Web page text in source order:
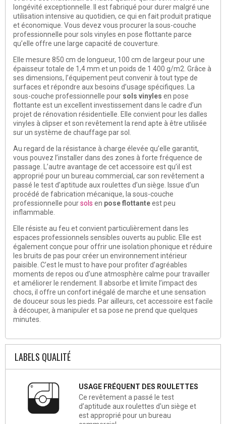
longévité exceptionnelle. Il est fabriqué pour durer malgré une
utilisation intensive au quotidien, ce qui en fait produit pratique
et économique. Vous devez vous procurer la sous-couche
professionnelle pour sols vinyles en pose flottante parce
qu’elle offre une large capacité de couverture.
Elle mesure 850 cm de longueur, 100 cm de largeur pour une
épaisseur totale de 1,4 mm et un poids de 1 400 g/m2. Grâce à
ses dimensions, l’équipement peut convenir à tout type de
surfaces et répondre aux besoins d’usage spécifiques. La
sous-couche professionnelle pour sols vinyles en pose
flottante est un excellent investissement dans le cadre d’un
projet de rénovation résidentielle. Elle convient pour les dalles
vinyles à clipser et son revêtement la rend apte à être utilisée
sur un système de chauffage par sol.
Au regard de la résistance à charge élevée qu’elle garantit,
vous pouvez l’installer dans des zones à forte fréquence de
passage. L’autre avantage de cet accessoire est qu’il est
approprié pour un bureau commercial, car son revêtement a
passé le test d’aptitude aux roulettes d’un siège. Issue d’un
procédé de fabrication mécanique, la sous-couche
professionnelle poursols en pose flottanteest peu
inflammable.
Elle résiste au feu et convient particulièrement dans les
espaces professionnels sensibles ouverts au public. Elle est
également conçue pour offrir une isolation phonique et réduire
les bruits de pas pour créer un environnement intérieur
paisible. C’est le must to have pour profiter d’agréables
moments de repos ou d’une atmosphère calme pour travailler
et améliorer le rendement. Il absorbe et limite l’impact des
chocs, il offre un confort inégalé de marche et une sensation
de douceur sous les pieds. Par ailleurs, cet accessoire est facile
à découper, à manipuler et sa pose ne prend que quelques
minutes.
LABELS QUALITÉ
USAGE FRÉQUENT DES ROULETTES
Ce revêtement a passé le test
d’aptitude aux roulettes d'un siège et
est approprié pour un bureau